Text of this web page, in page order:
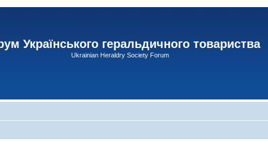
Українського геральдичного товариства
Ukrainian Heraldry Society Forum